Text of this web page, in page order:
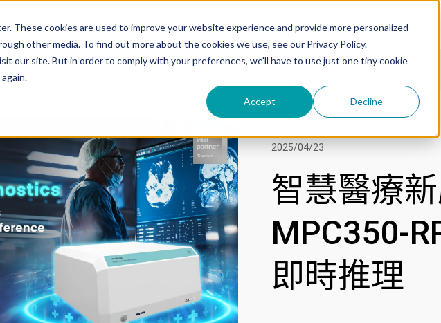
These cookies are used to improve your website experience and provide more personalized
other media. To find out more about the cookies we use, see our Privacy Policy.
our site. But in order to comply with your preferences, we'll have to use just one tiny cookie
Accept Decline
成功案例
2025/04/23
智慧醫療
MPC350-
即時推理